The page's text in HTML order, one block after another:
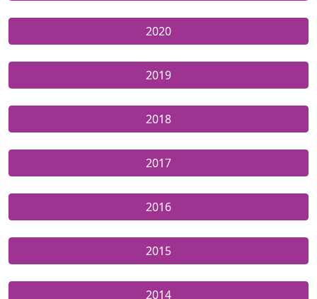
2020
2019
2018
2017
2016
2015
2014